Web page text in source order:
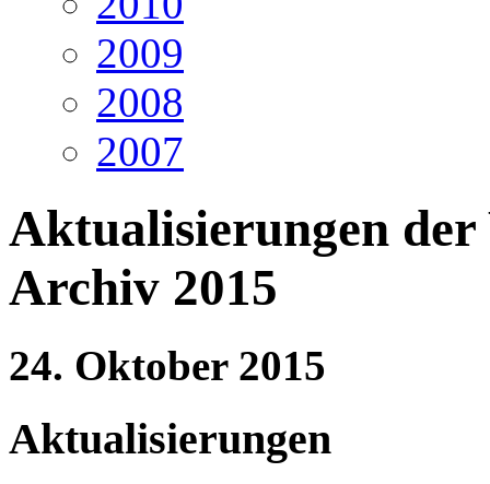
2009
2008
2007
Aktualisierungen der
Archiv 2015
24. Oktober 2015
Aktualisierungen